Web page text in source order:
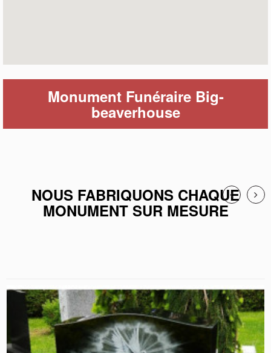
Monument Funéraire Big-
beaverhouse
NOUS FABRIQUONS CHAQUE
MONUMENT SUR MESURE